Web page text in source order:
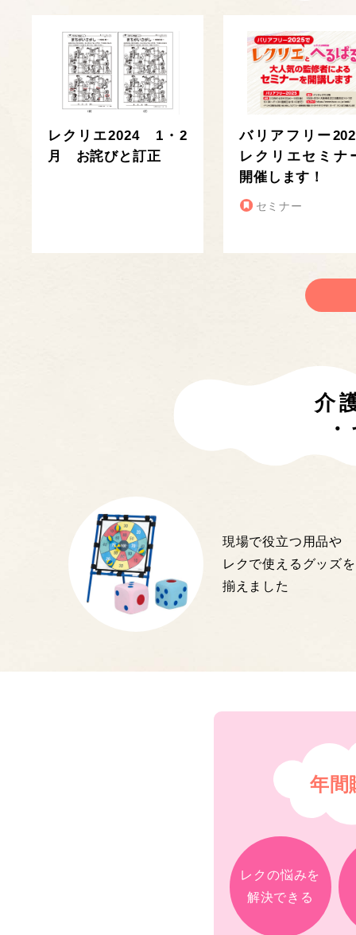
レクリエ2024 1・2
月 お詫びと訂正
バリアフリー
レクリエセミナ
開催します！
セミナー
介
現場で役立つ用品や
レクで使えるグッズを
揃えました
年間
レクの悩みを
解決できる